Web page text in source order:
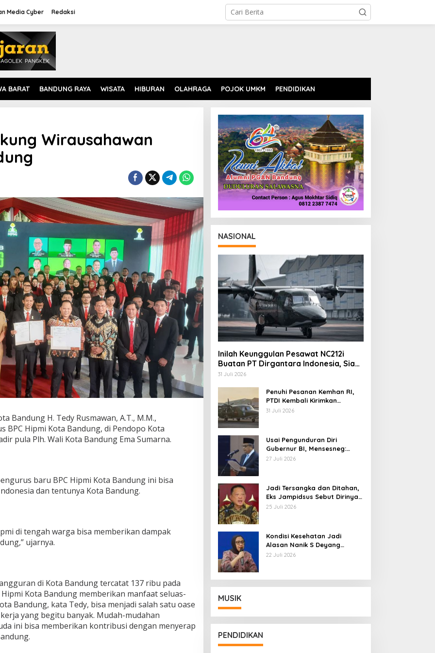
Media Cyber Redaksi
BARAT BANDUNG RAYA WISATA HIBURAN OLAHRAGA POJOK UMKM PENDIDIKAN
Wirausahawan
Bandung H. Tedy Rusmawan, A.T., M.M.,
BPC Hipmi Kota Bandung, di Pendopo Kota
pula Plh. Wali Kota Bandung Ema Sumarna.
baru BPC Hipmi Kota Bandung ini bisa
dan tentunya Kota Bandung.
di tengah warga bisa memberikan dampak
ujarnya.
di Kota Bandung tercatat 137 ribu pada
Kota Bandung memberikan manfaat seluas-
Bandung, kata Tedy, bisa menjadi salah satu oase
yang begitu banyak. Mudah-mudahan
ini bisa memberikan kontribusi dengan menyerap
NASIONAL
Inilah Keunggulan Pesawat NC212i
Buatan PT Dirgantara Indonesia, Siap
Dukung Berbagai Operasi TNI
31 Juli 2026
Penuhi Pesanan Kemhan RI,
PTDI Kembali Kirimkan
Pesawat NC212i ke Pangkalan
31 Juli 2026
Usai Pengunduran Diri
Gubernur BI, Mensesneg:
Segera Terbit Keppres
27 Juli 2026
Jadi Tersangka dan Ditahan,
Eks Jampidsus Sebut Dirinya
Korban Kriminalisasi
25 Juli 2026
Kondisi Kesehatan Jadi
Alasan Nanik S Deyang
Mundur dari BGN, Prabowo
22 Juli 2026
MUSIK
PENDIDIKAN